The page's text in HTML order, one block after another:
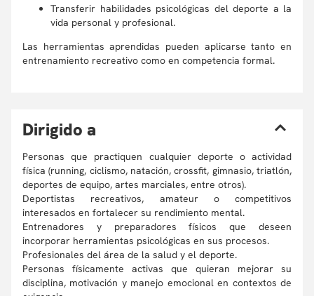
Transferir habilidades psicológicas del deporte a la
vida personal y profesional.
Las herramientas aprendidas pueden aplicarse tanto en
entrenamiento recreativo como en competencia formal.
Dirigido a
Personas que practiquen cualquier deporte o actividad
física (running, ciclismo, natación, crossfit, gimnasio, triatlón,
deportes de equipo, artes marciales, entre otros).
Deportistas recreativos, amateur o competitivos
interesados en fortalecer su rendimiento mental.
Entrenadores y preparadores físicos que deseen
incorporar herramientas psicológicas en sus procesos.
Profesionales del área de la salud y el deporte.
Personas físicamente activas que quieran mejorar su
disciplina, motivación y manejo emocional en contextos de